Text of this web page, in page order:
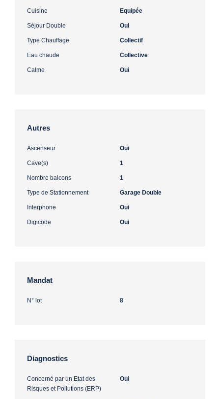
Cuisine Equipée
Séjour Double Oui
Type Chauffage Collectif
Eau chaude Collective
Calme Oui
Autres
Ascenseur Oui
Cave(s) 1
Nombre balcons 1
Type de Stationnement Garage Double
Interphone Oui
Digicode Oui
Mandat
N° lot 8
Diagnostics
Concerné par un Etat des
Risques et Pollutions (ERP)
Oui